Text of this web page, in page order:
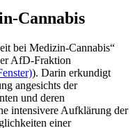
Cannabis
bei Medizin-Cannabis“
AfD-Fraktion
). Darin erkundigt
angesichts der
und deren
intensivere Aufklärung der
einer